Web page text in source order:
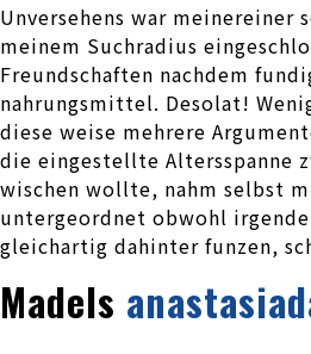
Unversehens war
meinem Suchradius
Freundschaften nachdem
nahrungsmittel. Desolat!
diese weise mehrere
die eingestellte Altersspanne
wischen wollte, nahm selbst
untergeordnet obwohl
gleichartig dahinter funzen,
Madels